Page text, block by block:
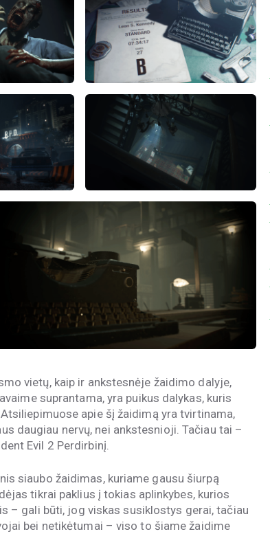
vietų, kaip ir ankstesnėje žaidimo dalyje,
suprantama, yra puikus dalykas, kuris
apie šį žaidimą yra tvirtinama,
daugiau nervų, nei ankstesnioji. Tačiau tai –
Evil 2 Perdirbinį.
siaubo žaidimas, kuriame gausu šiurpą
tikrai paklius į tokias aplinkybes, kurios
– gali būti, jog viskas susiklostys gerai, tačiau
bei netikėtumai – viso to šiame žaidime